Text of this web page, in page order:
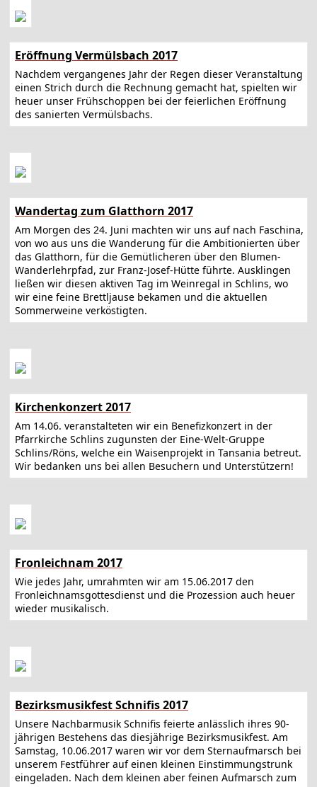
Eröffnung Vermülsbach 2017
Nachdem vergangenes Jahr der Regen dieser Veranstaltung
einen Strich durch die Rechnung gemacht hat, spielten wir
heuer unser Frühschoppen bei der feierlichen Eröffnung
des sanierten Vermülsbachs.
Wandertag zum Glatthorn 2017
Am Morgen des 24. Juni machten wir uns auf nach Faschina,
von wo aus uns die Wanderung für die Ambitionierten über
das Glatthorn, für die Gemütlicheren über den Blumen-
Wanderlehrpfad, zur Franz-Josef-Hütte führte. Ausklingen
ließen wir diesen aktiven Tag im Weinregal in Schlins, wo
wir eine feine Brettljause bekamen und die aktuellen
Sommerweine verköstigten.
Kirchenkonzert 2017
Am 14.06. veranstalteten wir ein Benefizkonzert in der
Pfarrkirche Schlins zugunsten der Eine-Welt-Gruppe
Schlins/Röns, welche ein Waisenprojekt in Tansania betreut.
Wir bedanken uns bei allen Besuchern und Unterstützern!
Fronleichnam 2017
Wie jedes Jahr, umrahmten wir am 15.06.2017 den
Fronleichnamsgottesdienst und die Prozession auch heuer
wieder musikalisch.
Bezirksmusikfest Schnifis 2017
Unsere Nachbarmusik Schnifis feierte anlässlich ihres 90-
jährigen Bestehens das diesjährige Bezirksmusikfest. Am
Samstag, 10.06.2017 waren wir vor dem Sternaufmarsch bei
unserem Festführer auf einen kleinen Einstimmungstrunk
eingeladen. Nach dem kleinen aber feinen Aufmarsch zum